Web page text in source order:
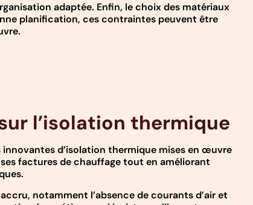
adaptée. Enfin, le choix des matériaux
planification, ces contraintes peuvent être
l’isolation thermique
d’isolation thermique mises en œuvre
factures de chauffage tout en améliorant
notamment l’absence de courants d’air et